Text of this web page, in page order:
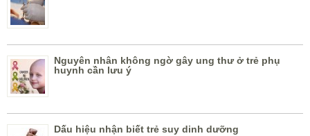
Nguyên nhân không ngờ gây ung thư ở trẻ phụ
huynh cần lưu ý
Dấu hiệu nhận biết trẻ suy dinh dưỡng